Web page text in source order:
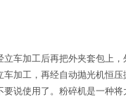
车加工后再把外夹套包上
加工，再经自动抛光机恒
说使用了。粉碎机是一种将